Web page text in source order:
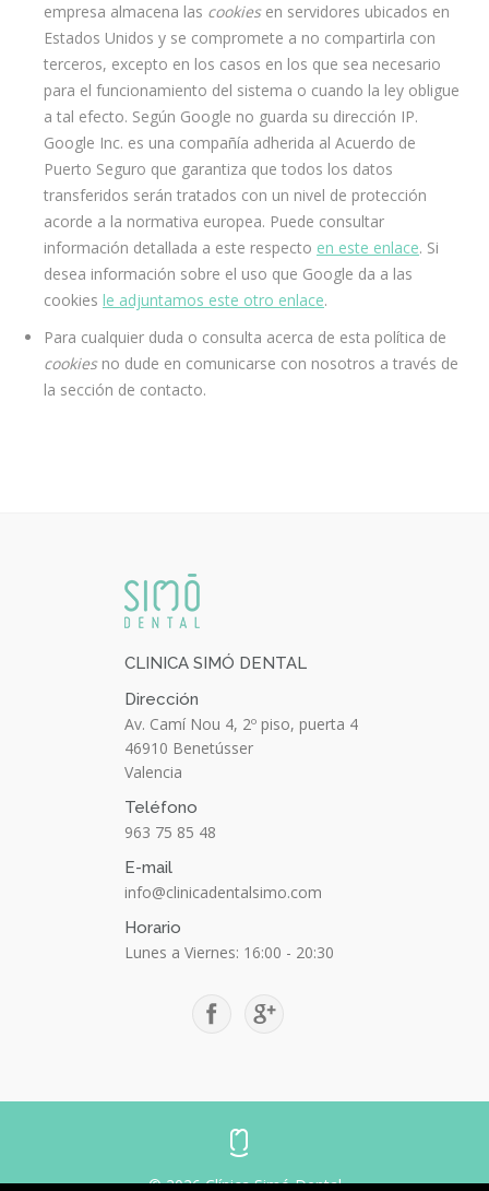
empresa almacena las cookiesen servidores ubicados en
Estados Unidos y se compromete a no compartirla con
terceros, excepto en los casos en los que sea necesario
para el funcionamiento del sistema o cuando la ley obligue
a tal efecto. Según Google no guarda su dirección IP.
Google Inc. es una compañía adherida al Acuerdo de
Puerto Seguro que garantiza que todos los datos
transferidos serán tratados con un nivel de protección
acorde a la normativa europea. Puede consultar
información detallada a este respecto en este enlace. Si
desea información sobre el uso que Google da a las
cookies le adjuntamos este otro enlace.
Para cualquier duda o consulta acerca de esta política de
cookiesno dude en comunicarse con nosotros a través de
la sección de contacto.
CLINICA SIMÓ DENTAL
Dirección
Av. Camí Nou 4, 2º piso, puerta 4
46910 Benetússer
Valencia
Teléfono
963 75 85 48
E-mail
info@clinicadentalsimo.com
Horario
Lunes a Viernes: 16:00 - 20:30
© 2026 Clínica Simó Dental